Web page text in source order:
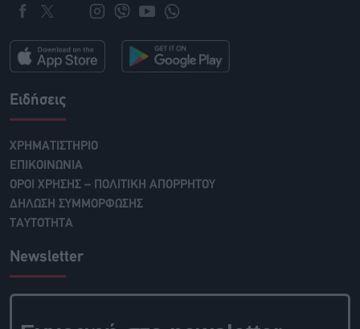
Ειδήσεις
ΧΡΗΜΑΤΙΣΤΗΡΙΟ
ΕΠΙΚΟΙΝΩΝΙΑ
ΟΡΟΙ ΧΡΗΣΗΣ – ΠΟΛΙΤΙΚΗ ΑΠΟΡΡΗΤΟΥ
ΔΗΛΩΣΗ ΣΥΜΜΟΡΦΩΣΗΣ
ΤΑΥΤΟΤΗΤΑ
Newsletter